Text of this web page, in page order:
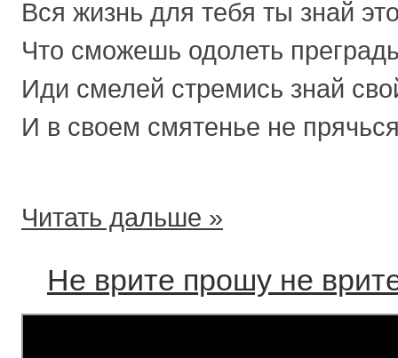
Вся жизнь для тебя ты знай
Что сможешь одолеть
Иди смелей стремись знай
И в своем смятенье не
Читать дальше »
Не врите прошу не